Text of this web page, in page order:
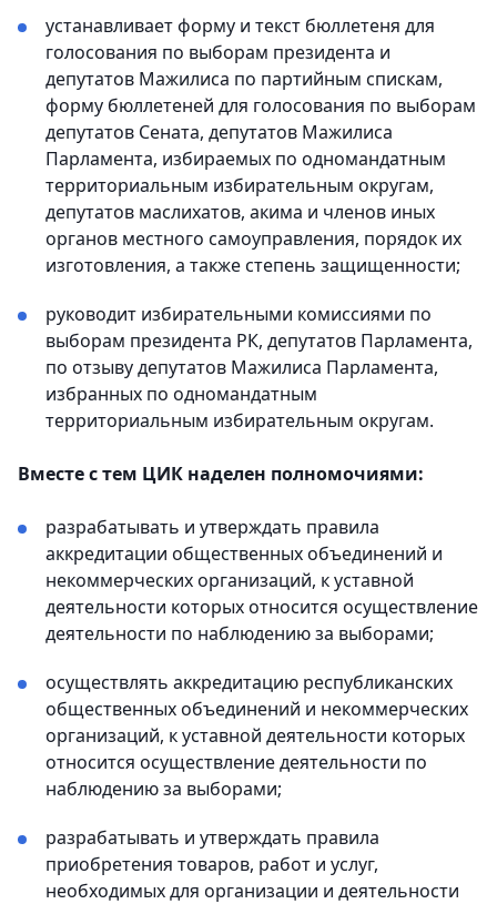
устанавливает форму и текст бюллетеня для
голосования по выборам президента и
депутатов Мажилиса по партийным спискам,
форму бюллетеней для голосования по выборам
депутатов Сената, депутатов Мажилиса
Парламента, избираемых по одномандатным
территориальным избирательным округам,
депутатов маслихатов, акима и членов иных
органов местного самоуправления, порядок их
изготовления, а также степень защищенности;
руководит избирательными комиссиями по
выборам президента РК, депутатов Парламента,
по отзыву депутатов Мажилиса Парламента,
избранных по одномандатным
территориальным избирательным округам.
Вместе с тем ЦИК наделен полномочиями:
разрабатывать и утверждать правила
аккредитации общественных объединений и
некоммерческих организаций, к уставной
деятельности которых относится осуществление
деятельности по наблюдению за выборами;
осуществлять аккредитацию республиканских
общественных объединений и некоммерческих
организаций, к уставной деятельности которых
относится осуществление деятельности по
наблюдению за выборами;
разрабатывать и утверждать правила
приобретения товаров, работ и услуг,
необходимых для организации и деятельности